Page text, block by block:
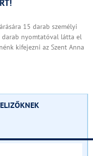
15 darab személyi
nyomtatóval látta el
kifejezni az Szent Anna